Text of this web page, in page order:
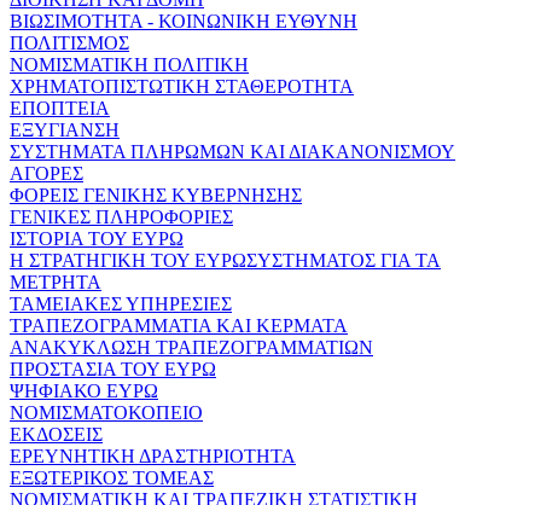
ΒΙΩΣΙΜΟΤΗΤΑ - ΚΟΙΝΩΝΙΚΗ ΕΥΘΥΝΗ
ΠΟΛΙΤΙΣΜΟΣ
ΝΟΜΙΣΜΑΤΙΚΗ ΠΟΛΙΤΙΚΗ
ΧΡΗΜΑΤΟΠΙΣΤΩΤΙΚΗ ΣΤΑΘΕΡΟΤΗΤΑ
ΕΠΟΠΤΕΙΑ
ΕΞΥΓΙΑΝΣΗ
ΣΥΣΤΗΜΑΤΑ ΠΛΗΡΩΜΩΝ ΚΑΙ ΔΙΑΚΑΝΟΝΙΣΜΟΥ
ΑΓΟΡΕΣ
ΦΟΡΕΙΣ ΓΕΝΙΚΗΣ ΚΥΒΕΡΝΗΣΗΣ
ΓΕΝΙΚΕΣ ΠΛΗΡΟΦΟΡΙΕΣ
ΙΣΤΟΡΙΑ ΤΟΥ ΕΥΡΩ
Η ΣΤΡΑΤΗΓΙΚΗ ΤΟΥ ΕΥΡΩΣΥΣΤΗΜΑΤΟΣ ΓΙΑ ΤΑ
ΜΕΤΡΗΤΑ
ΤΑΜΕΙΑΚΕΣ ΥΠΗΡΕΣΙΕΣ
ΤΡΑΠΕΖΟΓΡΑΜΜΑΤΙΑ ΚΑΙ ΚΕΡΜΑΤΑ
ΑΝΑΚΥΚΛΩΣΗ ΤΡΑΠΕΖΟΓΡΑΜΜΑΤΙΩΝ
ΠΡΟΣΤΑΣΙΑ ΤΟΥ ΕΥΡΩ
ΨΗΦΙΑΚΟ ΕΥΡΩ
ΝΟΜΙΣΜΑΤΟΚΟΠΕΙΟ
ΕΚΔΟΣΕΙΣ
ΕΡΕΥΝΗΤΙΚΗ ΔΡΑΣΤΗΡΙΟΤΗΤΑ
ΕΞΩΤΕΡΙΚΟΣ ΤΟΜΕΑΣ
ΝΟΜΙΣΜΑΤΙΚΗ ΚΑΙ ΤΡΑΠΕΖΙΚΗ ΣΤΑΤΙΣΤΙΚΗ